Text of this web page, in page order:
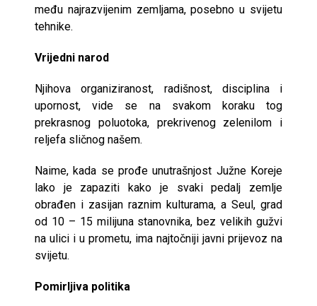
među najrazvijenim zemljama, posebno u svijetu
tehnike.
Vrijedni narod
Njihova organiziranost, radišnost, disciplina i
upornost, vide se na svakom koraku tog
prekrasnog poluotoka, prekrivenog zelenilom i
reljefa sličnog našem.
Naime, kada se prođe unutrašnjost Južne Koreje
lako je zapaziti kako je svaki pedalj zemlje
obrađen i zasijan raznim kulturama, a Seul, grad
od 10 – 15 milijuna stanovnika, bez velikih gužvi
na ulici i u prometu, ima najtočniji javni prijevoz na
svijetu.
Pomirljiva politika